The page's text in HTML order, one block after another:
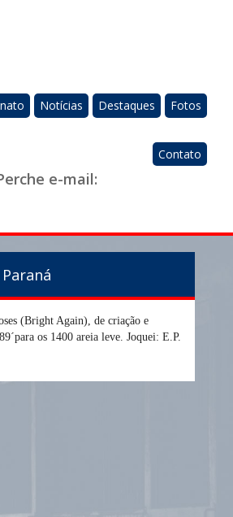
Notícias Destaques Fotos
Contato
e-mail:
(Bright Again), de criação e
os 1400 areia leve. Joquei: E.P.